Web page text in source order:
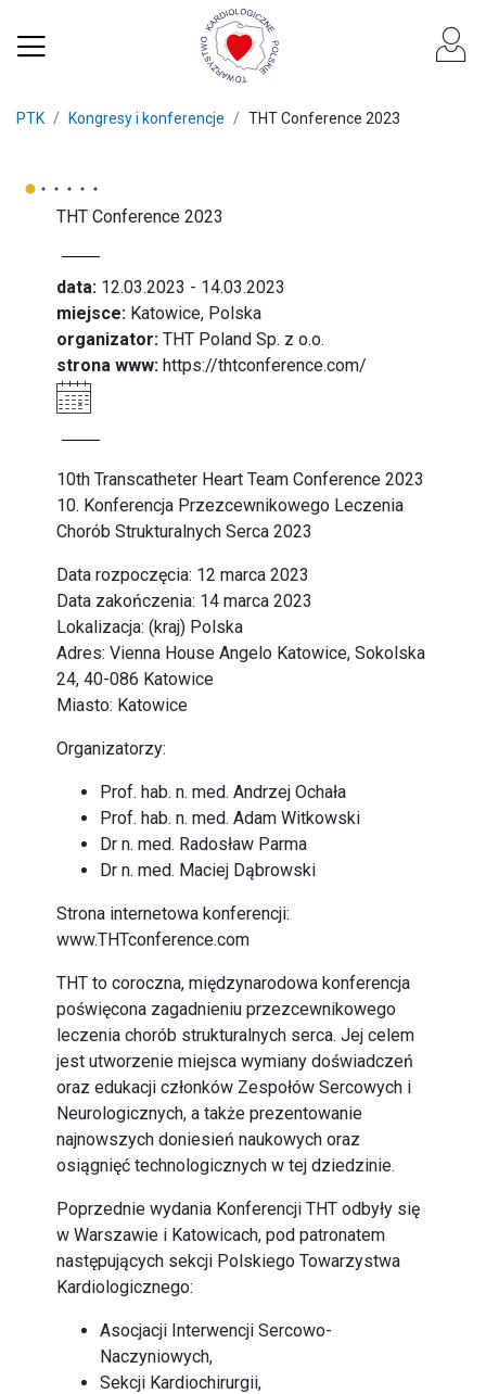
PTK Kongresy i konferencje THT Conference 2023
THT Conference 2023
data: 12.03.2023 - 14.03.2023
miejsce: Katowice, Polska
organizator: THT Poland Sp. z o.o.
strona www: https://thtconference.com/
10th Transcatheter Heart Team Conference 2023
10. Konferencja Przezcewnikowego Leczenia
Chorób Strukturalnych Serca 2023
Data rozpoczęcia: 12 marca 2023
Data zakończenia: 14 marca 2023
Lokalizacja: (kraj) Polska
Adres: Vienna House Angelo Katowice, Sokolska
24, 40-086 Katowice
Miasto: Katowice
Organizatorzy:
Prof. hab. n. med. Andrzej Ochała
Prof. hab. n. med. Adam Witkowski
Dr n. med. Radosław Parma
Dr n. med. Maciej Dąbrowski
Strona internetowa konferencji:
www.THTconference.com
THT to coroczna, międzynarodowa konferencja
poświęcona zagadnieniu przezcewnikowego
leczenia chorób strukturalnych serca. Jej celem
jest utworzenie miejsca wymiany doświadczeń
oraz edukacji członków Zespołów Sercowych i
Neurologicznych, a także prezentowanie
najnowszych doniesień naukowych oraz
osiągnięć technologicznych w tej dziedzinie.
Poprzednie wydania Konferencji THT odbyły się
w Warszawie i Katowicach, pod patronatem
następujących sekcji Polskiego Towarzystwa
Kardiologicznego:
Asocjacji Interwencji Sercowo-
Naczyniowych,
Sekcji Kardiochirurgii,